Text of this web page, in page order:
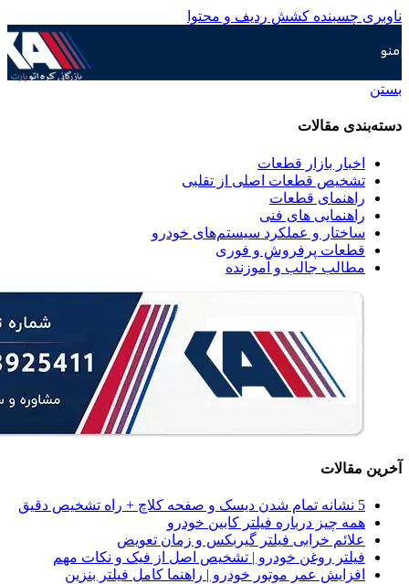
ناوبری چسبنده کشش ردیف و محتوا
منو
بستن
دسته‌بندی مقالات
اخبار بازار قطعات
تشخیص قطعات اصلی از تقلبی
راهنمای قطعات
راهنمایی های فنی
ساختار و عملکرد سیستم‌های خودرو
قطعات پرفروش و فوری
مطالب جالب و آموزنده
آخرین مقالات
5 نشانه‌ تمام شدن دیسک و صفحه کلاچ + راه تشخیص دقیق
همه‌ چیز درباره فیلتر کابین خودرو
علائم خرابی فیلتر گیربکس و زمان تعویض
فیلتر روغن خودرو | تشخیص اصل از فیک و نکات مهم
افزایش عمر موتور خودرو | راهنما کامل فیلتر بنزین